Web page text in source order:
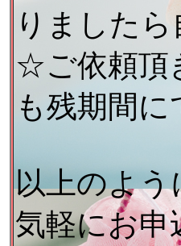
りました
☆ご依頼頂
も残期間
以上のよう
気軽にお申